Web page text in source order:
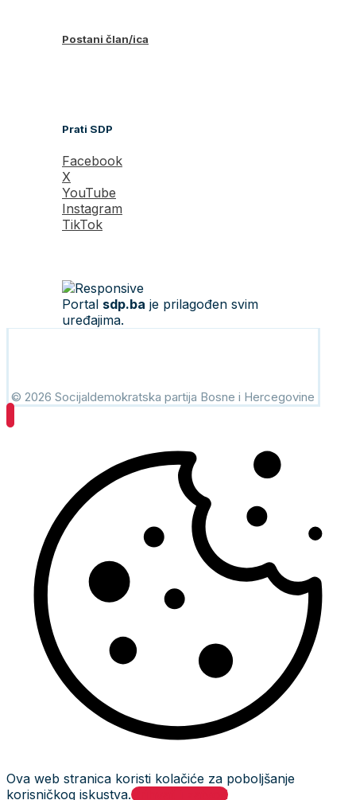
Postani član/ica
Prati SDP
Facebook
X
YouTube
Instagram
TikTok
Portal sdp.ba je prilagođen svim
uređajima.
© 2026 Socijaldemokratska partija Bosne i Hercegovine
Ova web stranica koristi kolačiće za poboljšanje
korisničkog iskustva.Prihvati i zatvori